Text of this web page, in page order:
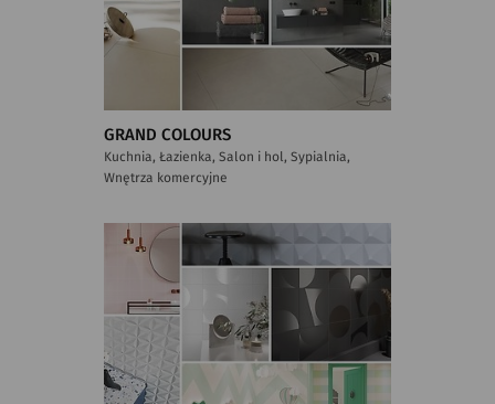
GRAND COLOURS
Kuchnia, Łazienka, Salon i hol, Sypialnia,
Wnętrza komercyjne